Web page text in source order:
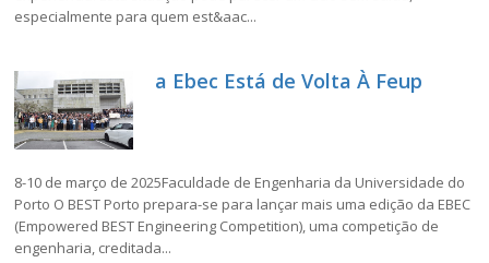
especialmente para quem est&aac...
a Ebec Está de Volta À Feup
8-10 de março de 2025Faculdade de Engenharia da Universidade do
Porto O BEST Porto prepara-se para lançar mais uma edição da EBEC
(Empowered BEST Engineering Competition), uma competição de
engenharia, creditada...